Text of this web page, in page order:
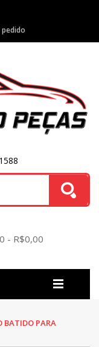
0 - R$0,00
BATIDO PARA